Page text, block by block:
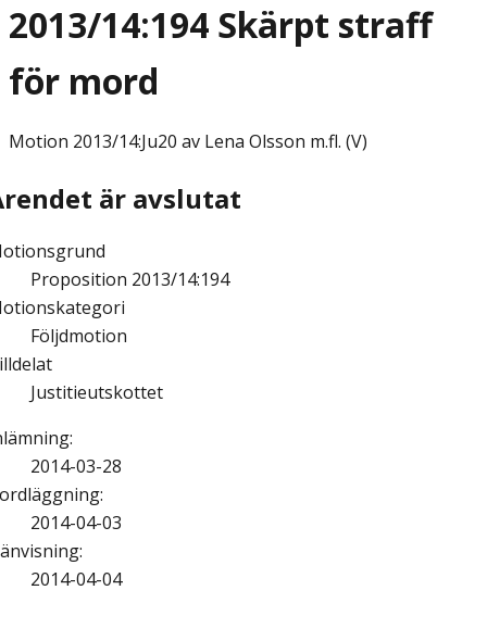
2013/14:194 Skärpt straff
för mord
Motion 2013/14:Ju20 av Lena Olsson m.fl. (V)
är avslutat
Proposition 2013/14:194
Följdmotion
Justitieutskottet
:
2014-03-28
:
2014-04-03
:
2014-04-04